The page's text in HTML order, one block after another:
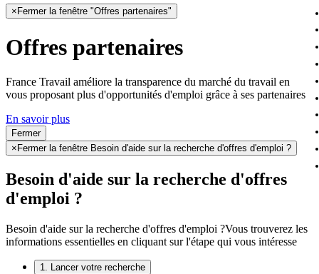
× Fermer la fenêtre "Offres partenaires"
Offres partenaires
France Travail améliore la transparence du marché du travail en
vous proposant plus d'opportunités d'emploi grâce à ses partenaires
En savoir plus
Fermer
× Fermer la fenêtre Besoin d'aide sur la recherche d'offres d'emploi ?
Besoin d'aide sur la recherche d'offres
d'emploi ?
Besoin d'aide sur la recherche d'offres d'emploi ?Vous trouverez les
informations essentielles en cliquant sur l'étape qui vous intéresse
1. Lancer votre recherche